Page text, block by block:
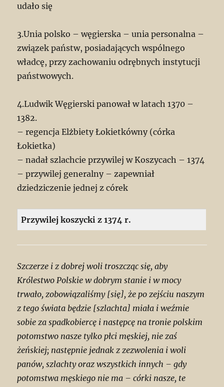
udało się
3.Unia polsko – węgierska – unia personalna –
związek państw, posiadających wspólnego
władcę, przy zachowaniu odrębnych instytucji
państwowych.
4.Ludwik Węgierski panował w latach 1370 –
1382.
– regencja Elżbiety Łokietkówny (córka
Łokietka)
– nadał szlachcie przywilej w Koszycach – 1374
– przywilej generalny – zapewniał
dziedziczenie jednej z córek
Przywilej koszycki z 1374 r.
Szczerze i z dobrej woli troszcząc się, aby
Królestwo Polskie w dobrym stanie i w mocy
trwało, zobowiązaliśmy [się], że po zejściu naszym
z tego świata będzie [szlachta] miała i weźmie
sobie za spadkobiercę i następcę na tronie polskim
potomstwo nasze tylko płci męskiej, nie zaś
żeńskiej; następnie jednak z zezwolenia i woli
panów, szlachty oraz wszystkich innych – gdy
potomstwa męskiego nie ma – córki nasze, te